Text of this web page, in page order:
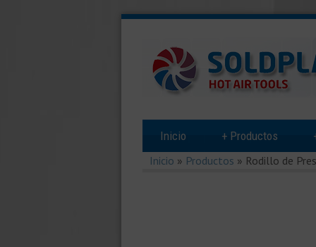
Inicio Productos
+
Inicio » Productos » Rodillo de